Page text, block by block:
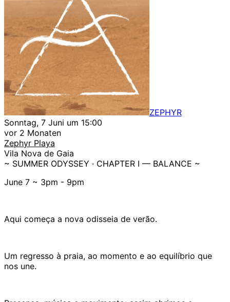
ZEPHYR
Sonntag, 7 Juni um 15:00
vor 2 Monaten
Zephyr Playa
Vila Nova de Gaia
~ SUMMER ODYSSEY · CHAPTER I — BALANCE ~
June 7 ~ 3pm - 9pm
Aqui começa a nova odisseia de verão.
Um regresso à praia, ao momento e ao equilíbrio que
nos une.